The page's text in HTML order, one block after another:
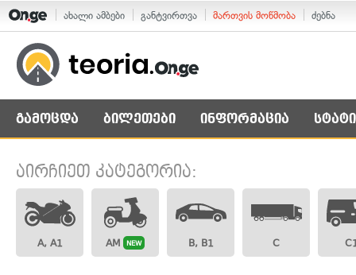
ახალი ამბები განტვირთვა მართვის მოწმობა ძებნა
გამოცდა ბილეთები ინფორმაცია
აირჩიეთ კატეგორია:
A, A1 AM NEW B, B1 C